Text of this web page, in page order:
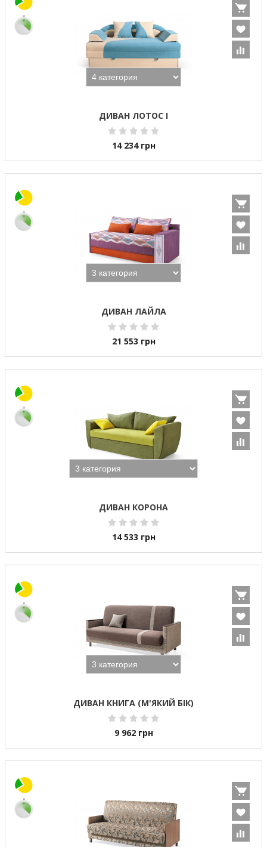
ДИВАН ЛОТОС I
14 234 грн
ДИВАН ЛАЙЛА
21 553 грн
ДИВАН КОРОНА
14 533 грн
ДИВАН КНИГА (М'ЯКИЙ БІК)
9 962 грн